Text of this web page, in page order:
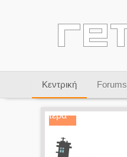
Κεντρική Forums